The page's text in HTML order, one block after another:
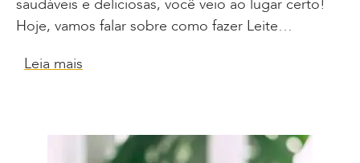
saudáveis e deliciosas, você veio ao lugar certo!
Hoje, vamos falar sobre como fazer Leite…
Leia mais